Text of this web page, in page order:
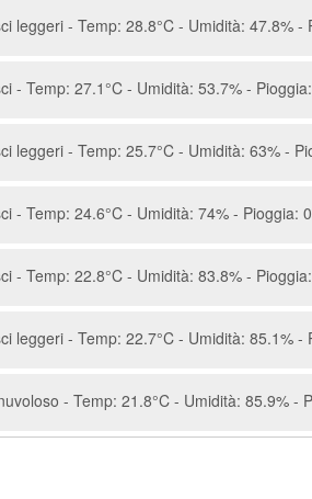
leggeri - Temp: 28.8°C - Umidità: 47.8%
- Temp: 27.1°C - Umidità: 53.7% -
leggeri - Temp: 25.7°C - Umidità: 63% -
- Temp: 24.6°C - Umidità: 74% - Pioggia:
- Temp: 22.8°C - Umidità: 83.8% -
leggeri - Temp: 22.7°C - Umidità: 85.1%
- Temp: 21.8°C - Umidità: 85.9% -